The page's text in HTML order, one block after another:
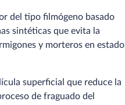
del tipo filmógeno basado
sintéticas que evita la
y morteros en estado
superficial que reduce la
de fraguado del